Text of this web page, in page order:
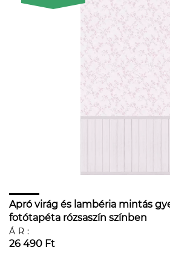
Apró virág és lambéria mintás
fotótapéta rózsaszín színben
ÁR:
26 490 Ft